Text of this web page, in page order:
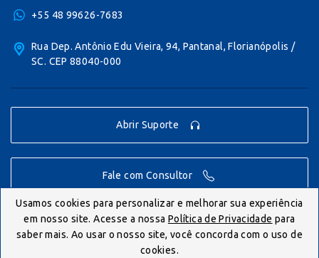
+55 48 99626-7683
Rua Dep. Antônio Edu Vieira, 94, Pantanal, Florianópolis /
SC. CEP 88040-000
Abrir Suporte
Fale com Consultor
© IONICS 2026 - Todos os direitos reservados.
Politica de Privacidade
Usamos cookies para personalizar e melhorar sua experiência
em nosso site. Acesse a nossa Política de Privacidade para
saber mais. Ao usar o nosso site, você concorda com o uso de
cookies.